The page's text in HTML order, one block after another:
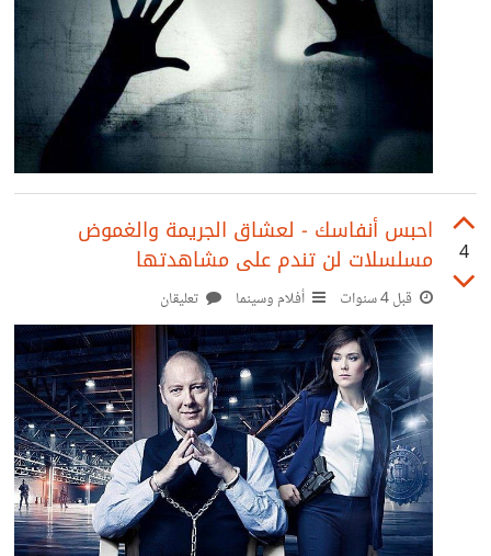
4
احبس أنفاسك - لعشاق الجريمة والغموض
مسلسلات لن تندم على مشاهدتها
قبل 4 سنوات أفلام وسينما تعليقان